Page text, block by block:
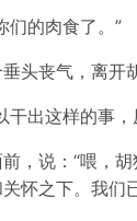
们的肉食了。”
头丧气，离开
干出这样的事
，说：“喂，
怀之下。我